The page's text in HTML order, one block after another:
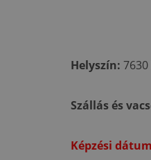
Helyszín: 7630
Szállás és
Képzési